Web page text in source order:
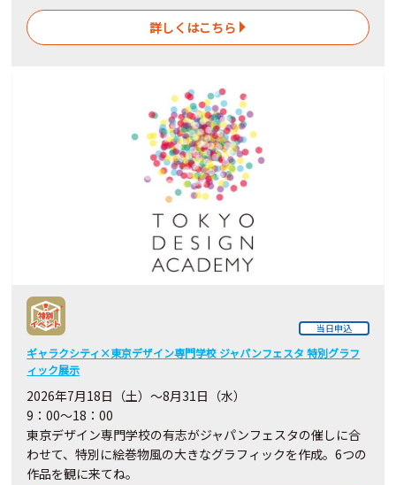
詳しくはこちら
当日申込
ギャラクシティ×東京デザイン専門学校 ジャパンフェスタ 特別グラフ
ィック展示
2026年7月18日（土）～8月31日（水）
9：00～18：00
東京デザイン専門学校の有志がジャパンフェスタの催しに合
わせて、特別に絵巻物風の大きなグラフィックを作成。6つの
作品を観に来てね。